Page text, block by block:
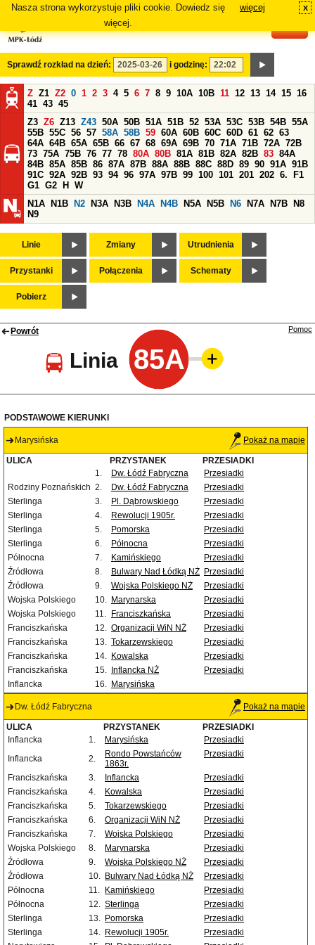
Nasza strona wykorzystuje pliki cookie. Dowiedz się
więcej.
więcej x
Sprawdź rozkład na dzień: i godzinę:
Z Z1 Z2 0 1 2 3 4 5 6 7 8 9 10A 10B 11 12 13 14 15 16
41 43 45
Z3 Z6 Z13 Z43 50A 50B 51A 51B 52 53A 53C 53B 54B 55A
55B 55C 56 57 58A 58B 59 60A 60B 60C 60D 61 62 63
64A 64B 65A 65B 66 67 68 69A 69B 70 71A 71B 72A 72B
73 75A 75B 76 77 78 80A 80B 81A 81B 82A 82B 83 84A
84B 85A 85B 86 87A 87B 88A 88B 88C 88D 89 90 91A 91B
91C 92A 92B 93 94 96 97A 97B 99 100 101 201 202 6.
F1
G1 G2 H
W
N1A
N1B N2 N3A N3B N4A N4B N5A N5B N6 N7A N7B
N8
N9
Linie Zmiany Utrudnienia
Przystanki Połączenia Schematy
Pobierz
Powrót
Linia 85A
Pomoc
PODSTAWOWE KIERUNKI
Marysińska Pokaż na mapie
ULICA PRZYSTANEK
PRZESIADKI
1.
Dw. Łódź Fabryczna
Przesiadki
Rodziny Poznańskich 2. Dw. Łódź Fabryczna
Przesiadki
Sterlinga
3. Pl. Dąbrowskiego
Przesiadki
Sterlinga
4. Rewolucji 1905r.
Przesiadki
Sterlinga
5. Pomorska
Przesiadki
Sterlinga
6. Północna
Przesiadki
Północna
7. Kamińskiego
Przesiadki
Źródłowa
8. Bulwary Nad Łódką NŻ Przesiadki
Źródłowa
9. Wojska Polskiego NŻ
Przesiadki
Wojska Polskiego
10. Marynarska
Przesiadki
Wojska Polskiego
11. Franciszkańska
Przesiadki
Franciszkańska
12. Organizacji WiN NŻ
Przesiadki
Franciszkańska
13. Tokarzewskiego
Przesiadki
Franciszkańska
14. Kowalska
Przesiadki
Franciszkańska
15. Inflancka NŻ
Przesiadki
Inflancka
16. Marysińska
Dw. Łódź Fabryczna Pokaż na mapie
ULICA PRZYSTANEK
PRZESIADKI
Inflancka
1. Marysińska
Przesiadki
Inflancka
2.
Rondo Powstańców
1863r.
Przesiadki
Franciszkańska 3. Inflancka
Przesiadki
Franciszkańska
4. Kowalska
Przesiadki
Franciszkańska
5. Tokarzewskiego
Przesiadki
Franciszkańska
6. Organizacji WiN NŻ
Przesiadki
Franciszkańska
7. Wojska Polskiego
Przesiadki
Wojska Polskiego
8. Marynarska
Przesiadki
Źródłowa
9. Wojska Polskiego NŻ
Przesiadki
Źródłowa
10. Bulwary Nad Łódką NŻ
Przesiadki
Północna
11. Kamińskiego
Przesiadki
Północna
12. Sterlinga
Przesiadki
Sterlinga
13. Pomorska
Przesiadki
Sterlinga
14. Rewolucji 1905r.
Przesiadki